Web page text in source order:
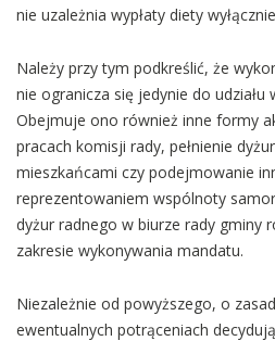
nie uzależnia wypłaty diety
Należy przy tym podkreślić, że
nie ogranicza się jedynie do udziału
Obejmuje ono również inne formy
pracach komisji rady, pełnienie
mieszkańcami czy podejmowanie
reprezentowaniem wspólnoty
dyżur radnego w biurze rady gminy
zakresie wykonywania mandatu.
Niezależnie od powyższego, o
ewentualnych potrąceniach